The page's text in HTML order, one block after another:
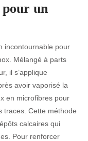
un
incontournable pour
Mélangé à parts
il s’applique
avoir vaporisé la
en microfibres pour
traces. Cette méthode
calcaires qui
Pour renforcer